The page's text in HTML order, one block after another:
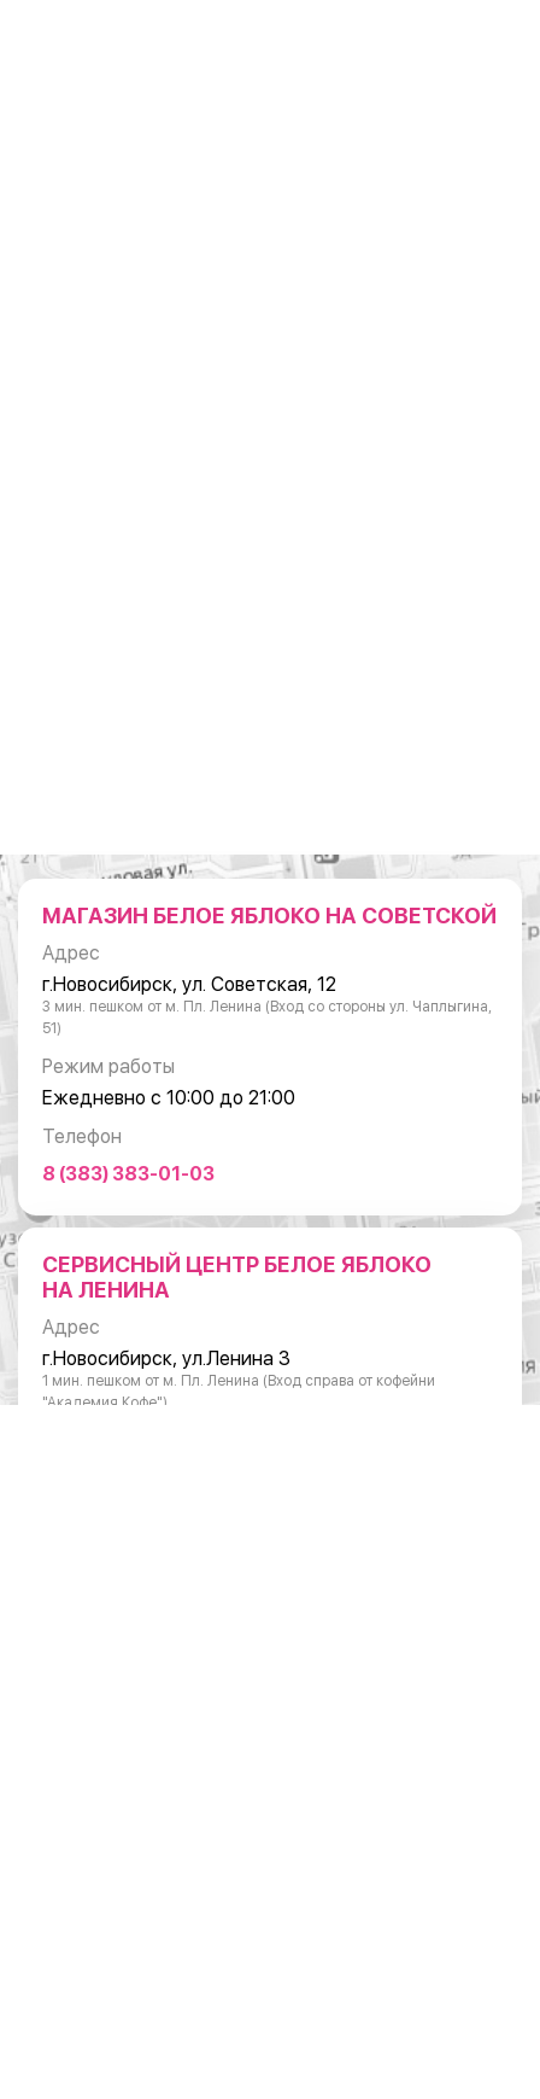
МАГАЗИН БЕЛОЕ ЯБЛОКО НА СОВЕТСКОЙ
Адрес
г.Новосибирск, ул. Советская, 12
3 мин. пешком от м. Пл. Ленина (Вход со стороны ул. Чаплыгина,
51)
Режим работы
Ежедневно с 10:00 до 21:00
Телефон
8 (383) 383-01-03
СЕРВИСНЫЙ ЦЕНТР БЕЛОЕ ЯБЛОКО
НА ЛЕНИНА
Адрес
г.Новосибирск, ул.Ленина 3
1 мин. пешком от м. Пл. Ленина (Вход справа от кофейни
"Академия Кофе")